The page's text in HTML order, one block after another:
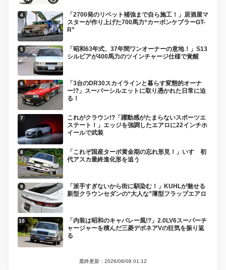
「2700発のリベット補強まで自ら施工！」居酒屋マ
スターが作り上げた700馬力“カーボンケブラーGT-
R”
「昭和63年式、37年間ワンオーナーの意地！」S13
シルビアが400馬力のツインチャージ仕様で覚醒
「3台のDR30スカイラインと暮らす変態的オーナ
ー!?」スーパーシルエットに取り憑かれた日常に迫
る！
これがクラウン!?「躍動感がたまらないスポーツエ
ステート！」エッジを強調したエアロに22インチホ
イールで武装
「これぞ国産ターボ黄金期の忘れ形見！」いすゞ初
代アスカ最終進化形を追う
「派手すぎないから街に馴染む！」KUHLが魅せる
新型クラウンセダンの“大人な”薄型フラップエアロ
「内装は昭和のキャバレー風!?」2.0LV6スーパーチ
ャージャーを積んだ三菱デボネアVの狂気を振り返
る
最終更新：2026/08/08 01:12